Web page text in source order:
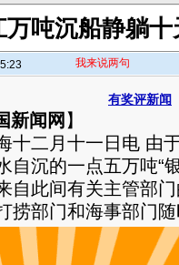
吨沉船静躺
我来说两句
有奖评新闻
新闻网 】
二月十一日电 由于
自沉的一点五万吨“
自此间有关主管部
捞部门和海事部门